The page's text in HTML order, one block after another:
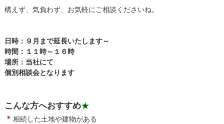
構えず、気負わず、お気軽にご相談くださいね。
日時：９月まで延長いたします～
時間：１１時～１６時
場所：当社にて
個別相談会となります
こんな方へおすすめ★
＊ 相続した土地や建物がある